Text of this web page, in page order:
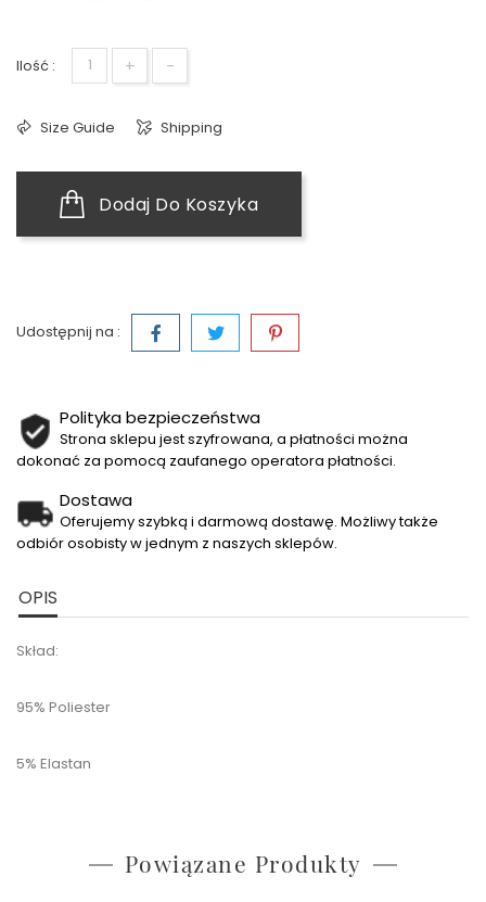
Ilość : + -
Size Guide Shipping
Dodaj Do Koszyka
Udostępnij na :
Polityka bezpieczeństwa
Strona sklepu jest szyfrowana, a płatności można
dokonać za pomocą zaufanego operatora płatności.
Dostawa
Oferujemy szybką i darmową dostawę. Możliwy także
odbiór osobisty w jednym z naszych sklepów.
OPIS
Skład:
95% Poliester
5% Elastan
Powiązane Produkty